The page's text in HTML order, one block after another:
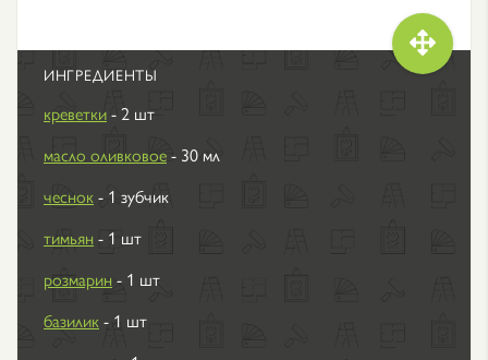

ИНГРЕДИЕНТЫ
креветки- 2 шт
масло оливковое- 30 мл
чеснок- 1 зубчик
тимьян - 1 шт
розмарин - 1 шт
базилик- 1 шт